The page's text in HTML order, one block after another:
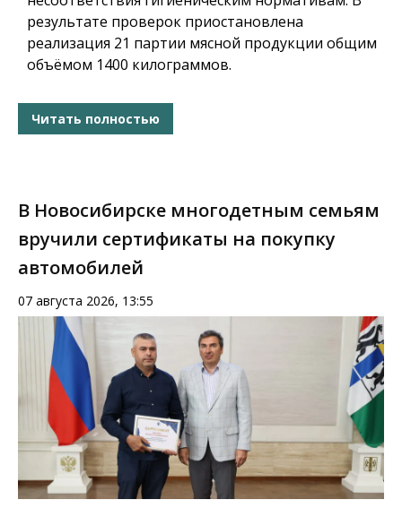
результате проверок приостановлена
реализация 21 партии мясной продукции общим
объёмом 1400 килограммов.
Читать полностью
В Новосибирске многодетным семьям
вручили сертификаты на покупку
автомобилей
07 августа 2026, 13:55